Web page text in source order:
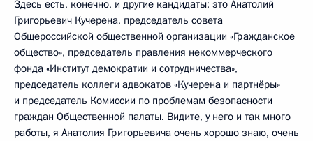
Здесь есть, конечно, и другие кандидаты: это Анатолий
Григорьевич Кучерена, председатель совета
Общероссийской общественной организации «Гражданское
общество», председатель правления некоммерческого
фонда «Институт демократии и сотрудничества»,
председатель коллеги адвокатов «Кучерена и партнёры»
и председатель Комиссии по проблемам безопасности
граждан Общественной палаты. Видите, у него и так много
работы, я Анатолия Григорьевича очень хорошо знаю, очень